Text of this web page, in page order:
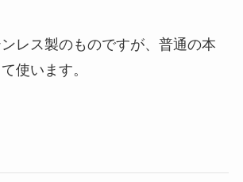
レス製のものですが、普通の本
使います。